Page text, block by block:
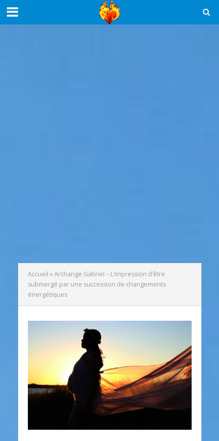
Accueil »Archange Gabriel – L’impression d’être
submergé par une succession de changements
énergétiques